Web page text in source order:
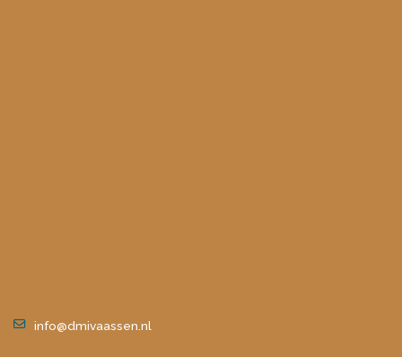
info@dmivaassen.nl